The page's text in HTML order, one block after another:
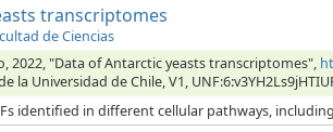
transcriptomes
de Ciencias
2022, "Data of Antarctic yeasts transcriptomes",
la Universidad de Chile, V1,
identified in different cellular pathways,